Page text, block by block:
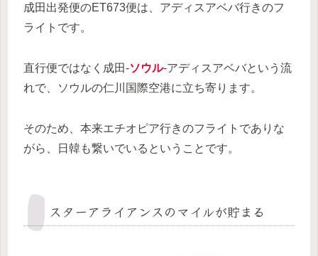
成田出発便のET673便は、アディスアベバ行きのフ
ライトです。
直行便ではなく成田‐ソウル‐アディスアベバという流
れで、ソウルの仁川国際空港に立ち寄ります。
そのため、本来エチオピア行きのフライトでありな
がら、日韓も繋いでいるということです。
スターアライアンスのマイルが貯まる